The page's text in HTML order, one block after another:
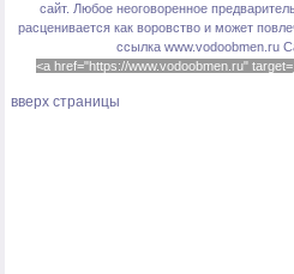
сайт. Любое неоговоренное
расценивается как воровство и может
ссылка www.vodoobmen.ru
<a href="https://www.vodoobmen.ru"
вверх страницы